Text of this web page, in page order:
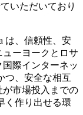
いただいており
は、信頼性、安
ーヨークとロサ
際インターネッ
つ、安全な相互
市場投入までの
く作り出せる環